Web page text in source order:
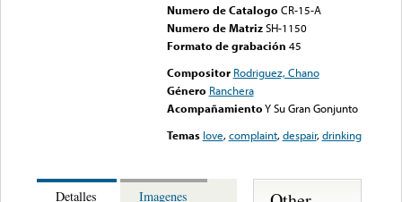
Numero de Catalogo CR-15-A
Numero de Matriz SH-1150
Formato de grabación 45
Compositor Rodriguez, Chano
Género Ranchera
AcompañamientoY Su Gran Gonjunto
Temas love,complaint,despair,drinking
Detalles
Imagenes